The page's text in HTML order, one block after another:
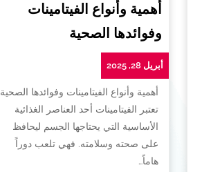
أهمية وأنواع الفيتامينات
وفوائدها الصحية
أبريل 28, 2025
أهمية وأنواع الفيتامينات وفوائدها الصحية
تعتبر الفيتامينات أحد العناصر الغذائية
الأساسية التي يحتاجها الجسم ليحافظ
على صحته وسلامته. فهي تلعب دوراً
هاماً…